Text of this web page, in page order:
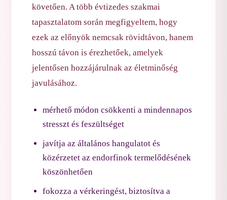
követően. A több évtizedes szakmai
tapasztalatom során megfigyeltem, hogy
ezek az előnyök nemcsak rövidtávon, hanem
hosszú távon is érezhetőek, amelyek
jelentősen hozzájárulnak az életminőség
javulásához.
mérhető módon csökkenti a mindennapos
stresszt és feszültséget
javítja az általános hangulatot és
közérzetet az endorfinok termelődésének
köszönhetően
fokozza a vérkeringést, biztosítva a